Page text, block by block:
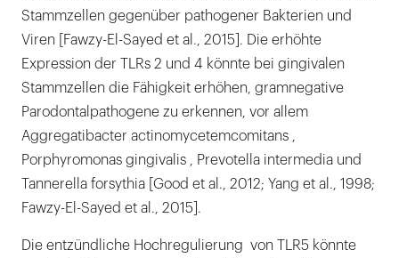
Stammzellen gegenüber pathogener Bakterien und
Viren [Fawzy-El-Sayed et al., 2015]. Die erhöhte
Expression der TLRs 2 und 4 könnte bei gingivalen
Stammzellen die Fähigkeit erhöhen, gramnegative
Parodontalpathogene zu erkennen, vor allem
Aggregatibacter actinomycetemcomitans ,
Porphyromonas gingivalis , Prevotella intermedia und
Tannerella forsythia [Good et al., 2012; Yang et al., 1998;
Fawzy-El-Sayed et al., 2015].
Die entzündliche Hochregulierung von TLR5 könnte